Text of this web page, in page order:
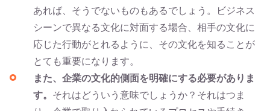
あれば、そうでないものもあるでしょう。ビジネス
シーンで異なる文化に対面する場合、相手の文化に
応じた行動がとれるように、その文化を知ることが
とても重要になります。
また、企業の文化的側面を明確にする必要がありま
す。 それはどういう意味でしょうか？それはつま